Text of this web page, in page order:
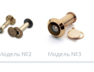
№2 Модель №3